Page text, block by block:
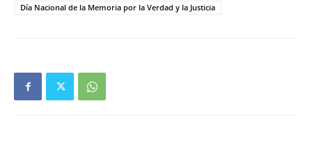
Día Nacional de la Memoria por la Verdad y la Justicia